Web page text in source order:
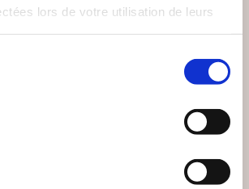
lors de votre utilisation de leurs
Anne Réveillion